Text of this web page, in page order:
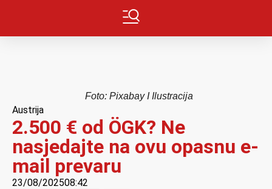
Foto: Pixabay I Ilustracija
Austrija
2.500 € od ÖGK? Ne
nasjedajte na ovu opasnu e-
mail prevaru
23/08/202508:42